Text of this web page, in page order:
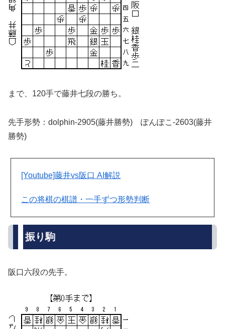
まで、120手で藤井七段の勝ち。
先手形勢：dolphin-2905(藤井勝勢) ぽんぽこ-2603(藤井
勝勢)
[Youtube]藤井vs阪口 AI解説
この将棋の棋譜・一手ずつ形勢判断
振り駒
阪口六段の先手。